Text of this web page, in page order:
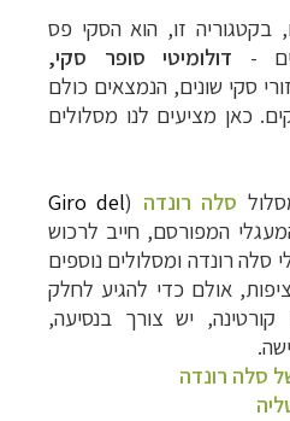
בקטגוריה זו, הוא הסקי פס
- דולומיטי סופר סקי,
גלישה ב- 12 אזורי סקי שונים, הנמצאים כולם
כאן מציעים לנו מסלולים
סלה רונדה (
Giro del
המפורסם, חייב לרכוש
רונדה ומסלולים נוספים
אולם כדי להגיע לחלק
יש צורך בנסיעה,
סלה רונדה